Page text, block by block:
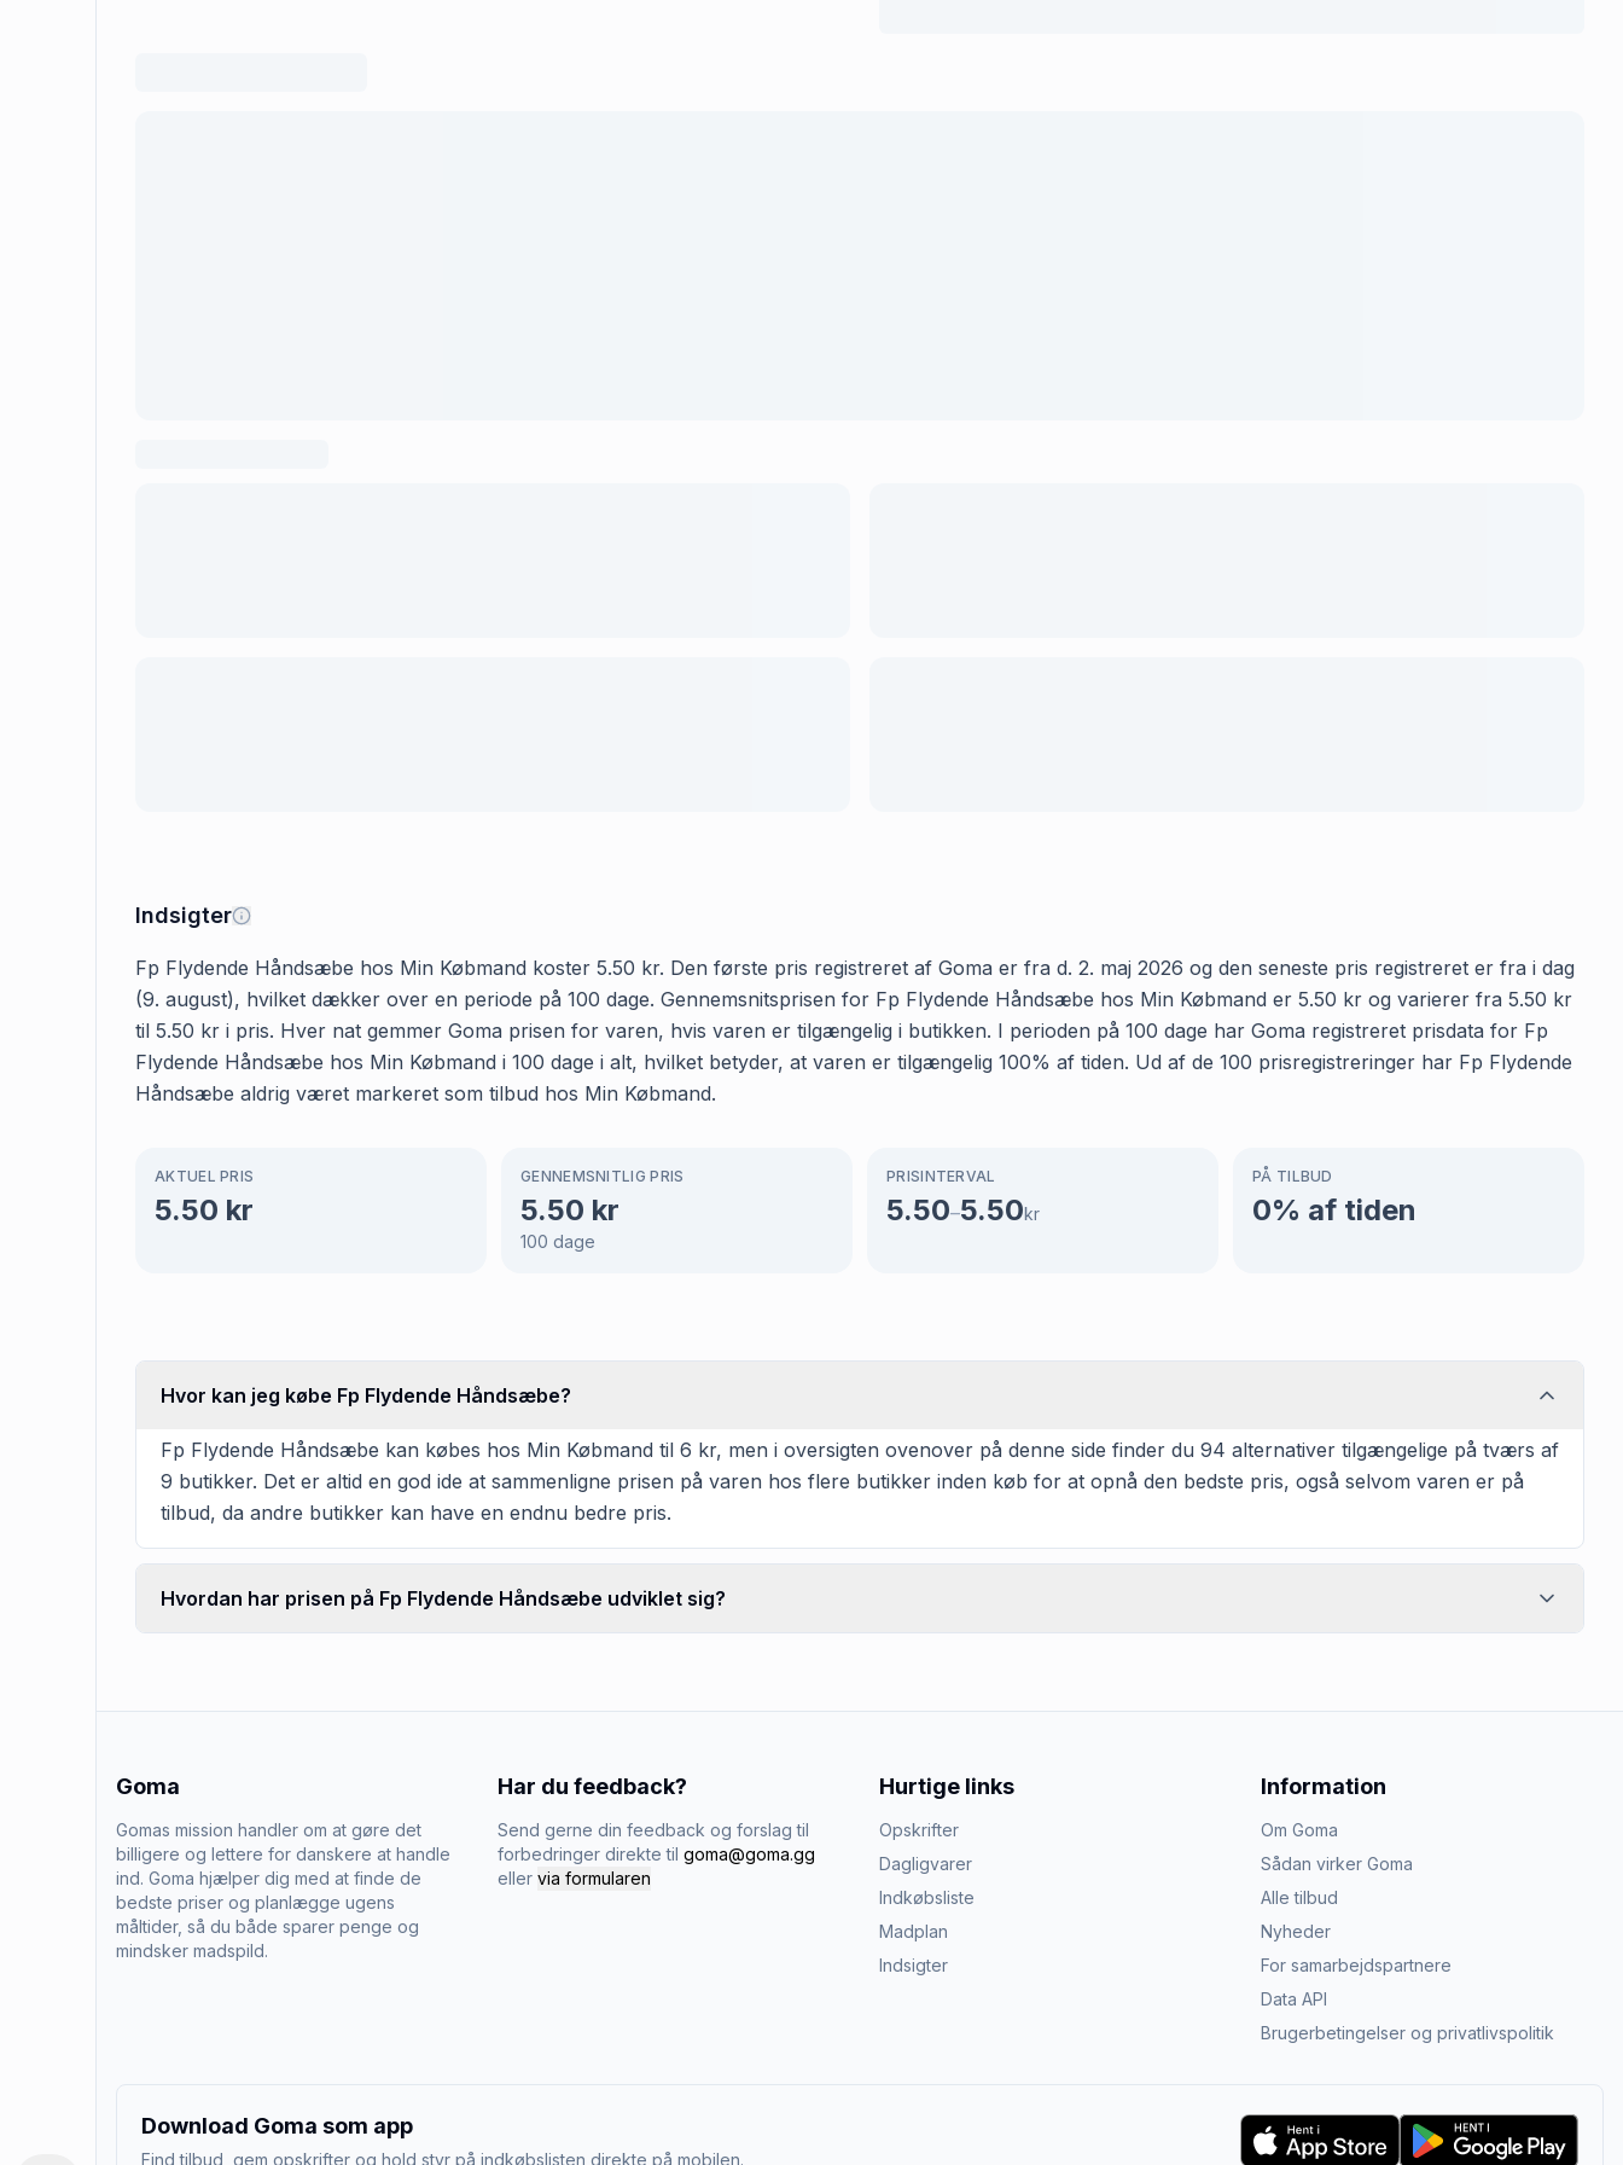
Indsigter
Fp Flydende Håndsæbe hos Min Købmand koster 5.50 kr. Den første pris registreret af Goma er fra d. 2. maj 2026 og den seneste pris registreret er fra i dag
(9. august), hvilket dækker over en periode på 100 dage. Gennemsnitsprisen for Fp Flydende Håndsæbe hos Min Købmand er 5.50 kr og varierer fra 5.50 kr
til 5.50 kr i pris. Hver nat gemmer Goma prisen for varen, hvis varen er tilgængelig i butikken. I perioden på 100 dage har Goma registreret prisdata for Fp
Flydende Håndsæbe hos Min Købmand i 100 dage i alt, hvilket betyder, at varen er tilgængelig 100% af tiden. Ud af de 100 prisregistreringer har Fp Flydende
Håndsæbe aldrig været markeret som tilbud hos Min Købmand.
AKTUEL PRIS
5.50 kr
GENNEMSNITLIG PRIS
5.50 kr
100 dage
PRISINTERVAL
5.50–5.50kr
PÅ TILBUD
0% af tiden
Hvor kan jeg købe Fp Flydende Håndsæbe?
Fp Flydende Håndsæbe kan købes hos Min Købmand til 6 kr, men i oversigten ovenover på denne side finder du 94 alternativer tilgængelige på tværs af
9 butikker. Det er altid en god ide at sammenligne prisen på varen hos flere butikker inden køb for at opnå den bedste pris, også selvom varen er på
tilbud, da andre butikker kan have en endnu bedre pris.
Hvordan har prisen på Fp Flydende Håndsæbe udviklet sig?
Goma
Gomas mission handler om at gøre det
billigere og lettere for danskere at handle
ind. Goma hjælper dig med at finde de
bedste priser og planlægge ugens
måltider, så du både sparer penge og
mindsker madspild.
Har du feedback?
Send gerne din feedback og forslag til
forbedringer direkte til goma@goma.gg
eller via formularen
Hurtige links
Opskrifter
Dagligvarer
Indkøbsliste
Madplan
Indsigter
Information
Om Goma
Sådan virker Goma
Alle tilbud
Nyheder
For samarbejdspartnere
Data API
Brugerbetingelser og privatlivspolitik
Download Goma som app
Find tilbud, gem opskrifter og hold styr på indkøbslisten direkte på mobilen.